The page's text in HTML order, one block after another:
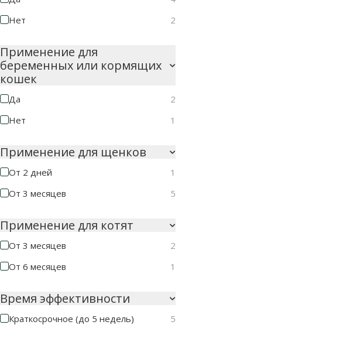
Нет
2
Применение для
беременных или кормящих
кошек
Да
2
Нет
1
Применение для щенков
От 2 дней
1
От 3 месяцев
5
Применение для котят
От 3 месяцев
2
От 6 месяцев
1
Время эффективности
Краткосрочное (до 5 недель) 5